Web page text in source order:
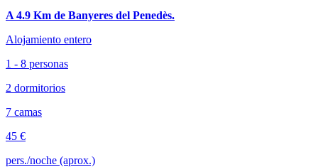
A 4.9 Km de Banyeres del Penedès.
Alojamiento entero
1 - 8 personas
2 dormitorios
7 camas
45 €
pers./noche (aprox.)